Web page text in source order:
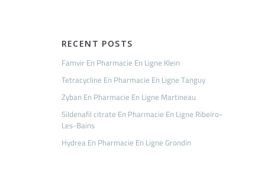
RECENT POSTS
Famvir En Pharmacie En Ligne Klein
Tetracycline En Pharmacie En Ligne Tanguy
Zyban En Pharmacie En Ligne Martineau
Sildenafil citrate En Pharmacie En Ligne Ribeiro-
Les-Bains
Hydrea En Pharmacie En Ligne Grondin